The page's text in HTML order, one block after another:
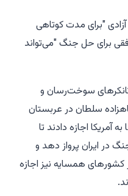
"برای مدت کوتاهی
برای حل جنگ "می‌تواند
سوخت‌رسان و
سلطان در عربستان
اجازه دادند تا
در ایران پرواز دهد و
همسایه نیز اجازه